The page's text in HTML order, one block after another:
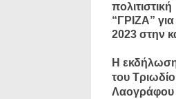
“ΓΡΙΖΑ”
2023 στην
Η εκδήλωση
του
Λαογράφου